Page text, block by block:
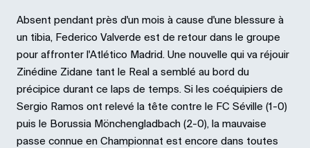
Absent pendant près d'un mois à cause d'une blessure à
un tibia, Federico Valverde est de retour dans le groupe
pour affronter l'Atlético Madrid. Une nouvelle qui va réjouir
Zinédine Zidane tant le Real a semblé au bord du
précipice durant ce laps de temps. Si les coéquipiers de
Sergio Ramos ont relevé la tête contre le FC Séville (1-0)
puis le Borussia Mönchengladbach (2-0), la mauvaise
passe connue en Championnat est encore dans toutes